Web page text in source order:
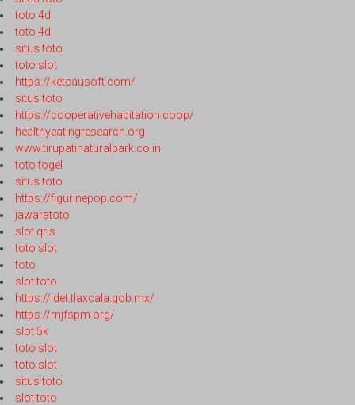
toto 4d
toto 4d
situs toto
toto slot
https://ketcausoft.com/
situs toto
https://cooperativehabitation.coop/
healthyeatingresearch.org
www.tirupatinaturalpark.co.in
toto togel
situs toto
https://figurinepop.com/
jawaratoto
slot qris
toto slot
toto
slot toto
https://idet.tlaxcala.gob.mx/
https://mjfspm.org/
slot 5k
toto slot
toto slot
situs toto
slot toto